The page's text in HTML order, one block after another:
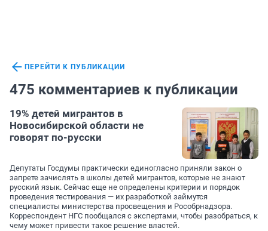
ПЕРЕЙТИ К ПУБЛИКАЦИИ
475 комментариев к публикации
19% детей мигрантов в
Новосибирской области не
говорят по-русски
Депутаты Госдумы практически единогласно приняли закон о
запрете зачислять в школы детей мигрантов, которые не знают
русский язык. Сейчас еще не определены критерии и порядок
проведения тестирования — их разработкой займутся
специалисты министерства просвещения и Рособрнадзора.
Корреспондент НГС пообщался с экспертами, чтобы разобраться, к
чему может привести такое решение властей.